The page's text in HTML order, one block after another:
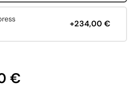
+234,00 €
€